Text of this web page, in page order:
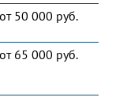
от 50 000 руб.
от 65 000 руб.